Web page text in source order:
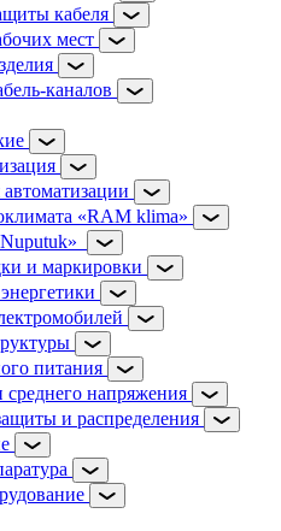
кабеля
мест
каналов
«RAM klima»
и маркировки
питания
напряжения
и распределения